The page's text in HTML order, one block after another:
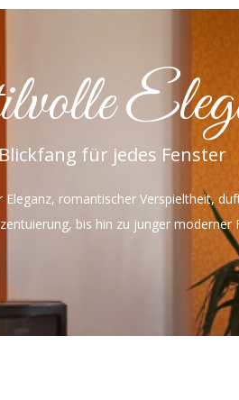
für jedes Fenster
Eleganz, romantischer Verspieltheit,
bis hin zu junger moderner